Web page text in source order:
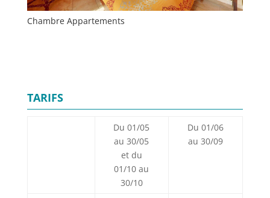
Chambre Appartements
TARIFS
Du 01/05
au 30/05
et du
01/10 au
30/10
Du 01/06
au 30/09